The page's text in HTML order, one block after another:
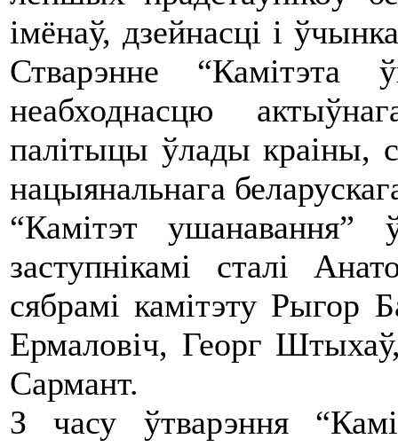
імёнаў, дзейнасці і
Стварэнне “Камітэта
неабходнасцю
палітыцы ўлады краіны,
нацыянальнага
“Камітэт ушанавання”
заступнікамі сталі
сябрамі камітэту Рыгор
Ермаловіч, Георг
Сармант.
З часу ўтварэння